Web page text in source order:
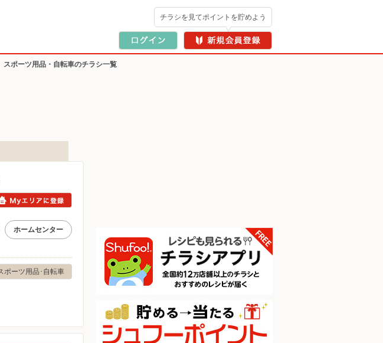
チラシを見てポイントを貯めよう
スポーツ用品・自転車のチラシ一覧
ホームセンター
ポーツ用品･自転車